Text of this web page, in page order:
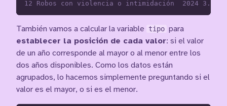
También vamos a calcular la variable tipo para
establecer la posición de cada valor: si el valor
de un año corresponde al mayor o al menor entre los
dos años disponibles. Como los datos están
agrupados, lo hacemos simplemente preguntando si el
valor es el mayor, o si es el menor.